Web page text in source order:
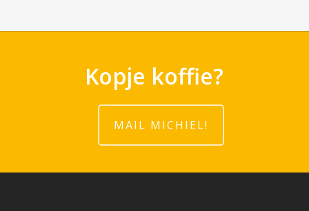
Kopje koffie?
MAIL MICHIEL!